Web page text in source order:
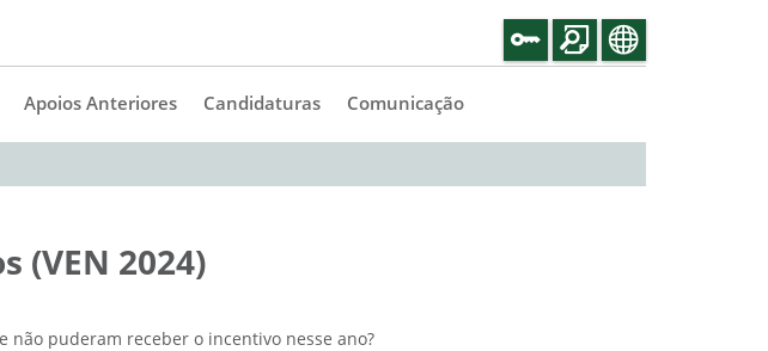
Apoios Anteriores Candidaturas Comunicação
(VEN 2024)
não puderam receber o incentivo nesse ano?